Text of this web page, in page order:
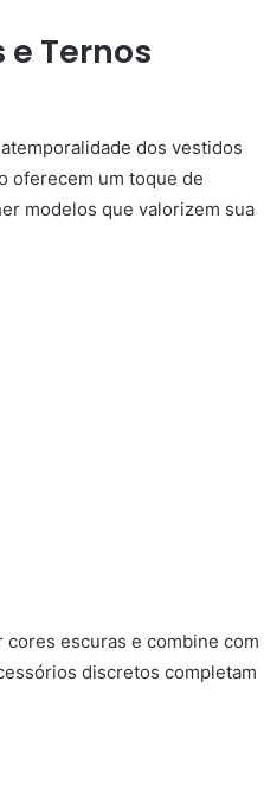
Ternos
dos vestidos
oferecem um toque de
modelos que valorizem sua
cores escuras e combine com
discretos completam